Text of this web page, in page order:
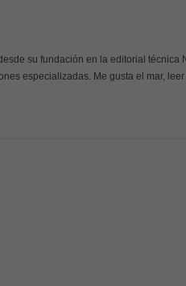
su fundación en la editorial técnica
especializadas. Me gusta el mar,